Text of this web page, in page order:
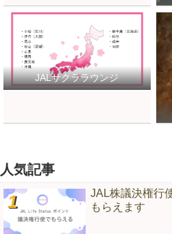
JALサクララウンジ
人気記事
JAL株議決権行
もらえます